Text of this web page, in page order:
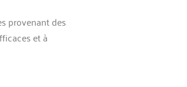
provenant des
et à